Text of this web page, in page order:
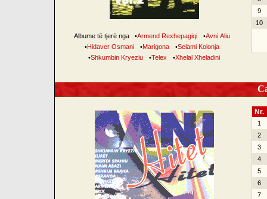
Albume të tjerë nga •Armend Rexhepagiqi •Avni Aliu
•Hidaver Osmani •Marigona •Selami Kolonja
•Shkumbin Kryeziu •Telex •Xhelal Xheladini
9
10
Nr.
1
2
3
4
5
6
7